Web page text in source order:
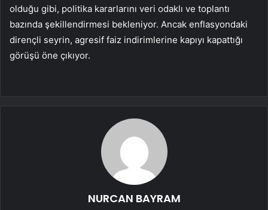
olduğu gibi, politika kararlarını veri odaklı ve toplantı
bazında şekillendirmesi bekleniyor. Ancak enflasyondaki
dirençli seyrin, agresif faiz indirimlerine kapıyı kapattığı
görüşü öne çıkıyor.
NURCAN BAYRAM